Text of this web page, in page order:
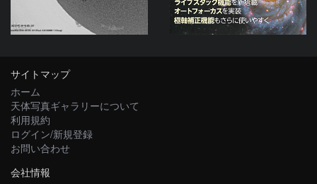
ta-o
サイトマップ
ホーム
天体写真ギャラリーについて
利用規約
ログイン/新規登録
お問い合わせ
会社情報